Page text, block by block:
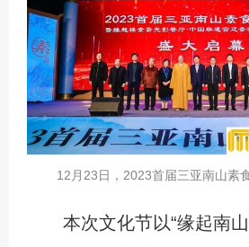
12月23日，2023首届三亚南山素
本次文化节以“缘起南山